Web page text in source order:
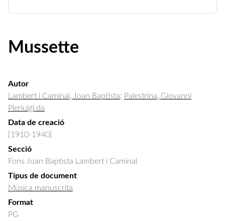
Mussette
Autor
Lambert i Caminal, Joan Baptista; Palestrina, Giovanni
Pierluigi da
Data de creació
[1910-1940]
Secció
Fons Joan Baptista Lambert i Caminal
Tipus de document
Música manuscrita
Format
PG